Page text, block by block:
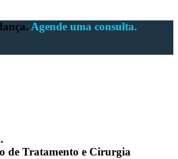
Agende uma consulta.
de Tratamento e Cirurgia